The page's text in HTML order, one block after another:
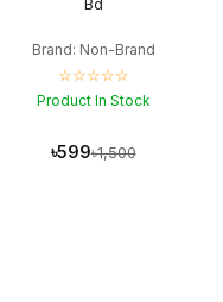
Bd
Brand: Non-Brand
☆☆☆☆☆
Product In Stock
৳599৳1,500